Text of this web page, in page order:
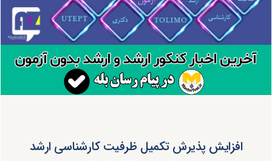
افزایش پذیرش تکمیل ظرفیت کارشناسی ارشد